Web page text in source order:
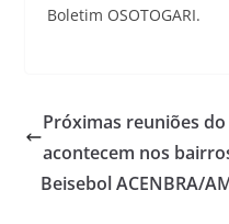
Boletim OSOTOGARI.
Próximas reuniões
acontecem nos
Beisebol ACENBRA/